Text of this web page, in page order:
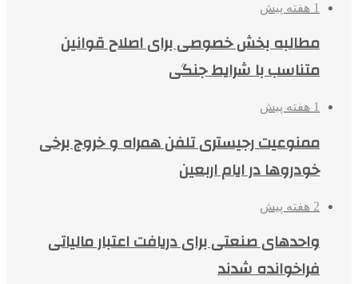
1 هفته پیش
مطالبه بخش خصوصی برای اصلاح قوانین
متناسب با شرایط جنگی
1 هفته پیش
ممنوعیت رجیستری تلفن همراه و خروج برخی
خودروها در ایام اربعین
2 هفته پیش
واحدهای صنعتی برای دریافت اعتبار مالیاتی
فراخوانده شدند